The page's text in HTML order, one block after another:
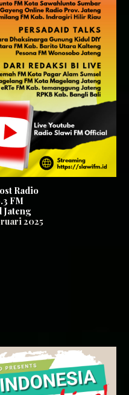
Radio
FM
Jateng
2025